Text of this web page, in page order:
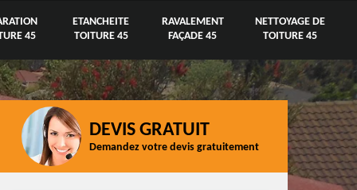
45
ETANCHEITE
TOITURE 45
RAVALEMENT
FAÇADE 45
NETTOYAGE DE
TOITURE 45
DEVIS GRATUIT
Demandez votre devis gratuitement